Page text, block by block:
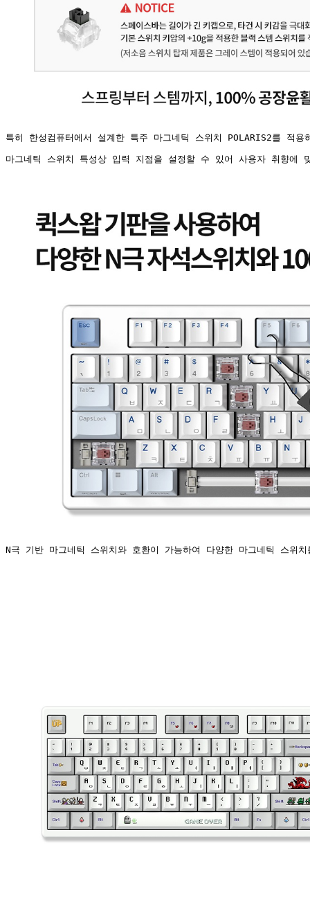
특히 한성컴퓨터에서 설계한 특주 마그네틱 스위치 POLARIS2를 적
마그네틱 스위치 특성상 입력 지점을 설정할 수 있어 사용자 취향에
N극 기반 마그네틱 스위치와 호환이 가능하여 다양한 마그네틱 스